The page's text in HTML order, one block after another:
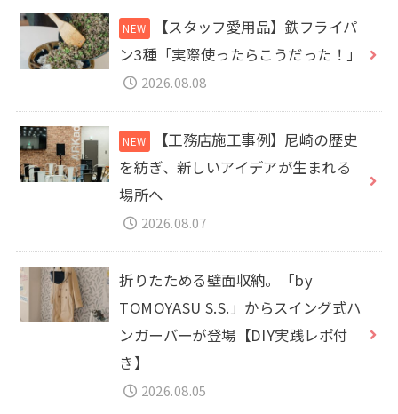
【スタッフ愛用品】鉄フライパ
ン3種「実際使ったらこうだった！」
2026.08.08
【工務店施工事例】尼崎の歴史
を紡ぎ、新しいアイデアが生まれる
場所へ
2026.08.07
折りたためる壁面収納。「by
TOMOYASU S.S.」からスイング式ハ
ンガーバーが登場【DIY実践レポ付
き】
2026.08.05